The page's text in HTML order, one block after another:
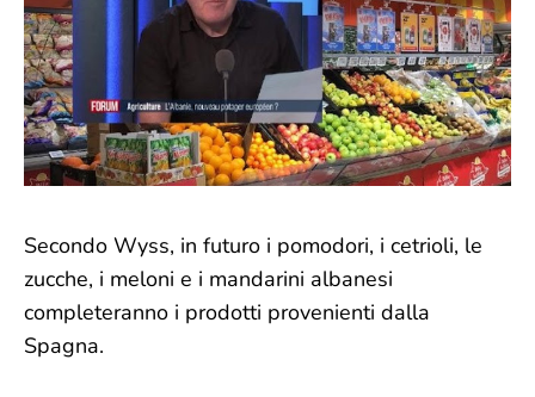
Secondo Wyss, in futuro i pomodori, i cetrioli, le
zucche, i meloni e i mandarini albanesi
completeranno i prodotti provenienti dalla
Spagna.